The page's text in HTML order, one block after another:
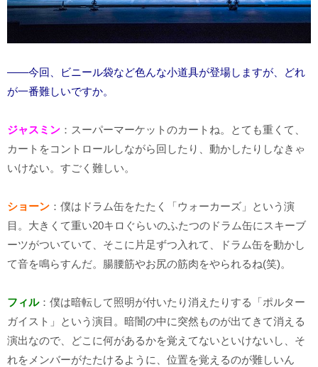
――今回、ビニール袋など色んな小道具が登場しますが、どれ
が一番難しいですか。
ジャスミン ：スーパーマーケットのカートね。とても重くて、
カートをコントロールしながら回したり、動かしたりしなきゃ
いけない。すごく難しい。
ショーン ：僕はドラム缶をたたく「ウォーカーズ」という演
目。大きくて重い20キロぐらいのふたつのドラム缶にスキーブ
ーツがついていて、そこに片足ずつ入れて、ドラム缶を動かし
て音を鳴らすんだ。腸腰筋やお尻の筋肉をやられるね(笑)。
フィル：僕は暗転して照明が付いたり消えたりする「ポルター
ガイスト」という演目。暗闇の中に突然ものが出てきて消える
演出なので、どこに何があるかを覚えてないといけないし、そ
れをメンバーがたたけるように、位置を覚えるのが難しいん